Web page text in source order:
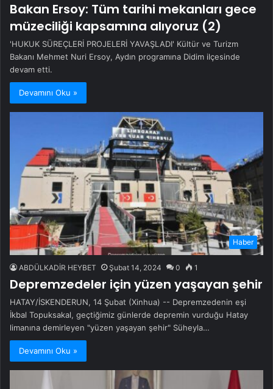
Bakan Ersoy: Tüm tarihi mekanları gece
müzeciliği kapsamına alıyoruz (2)
'HUKUK SÜREÇLERİ PROJELERİ YAVAŞLADI' Kültür ve Turizm
Bakanı Mehmet Nuri Ersoy, Aydın programına Didim ilçesinde
devam etti.
Devamını Oku »
Haber
ABDÜLKADİR HEYBET Şubat 14, 2024 0 1
Depremzedeler için yüzen yaşayan şehir
HATAY/İSKENDERUN, 14 Şubat (Xinhua) -- Depremzedenin eşi
İkbal Topuksakal, geçtiğimiz günlerde depremin vurduğu Hatay
limanına demirleyen "yüzen yaşayan şehir" Süheyla…
Devamını Oku »